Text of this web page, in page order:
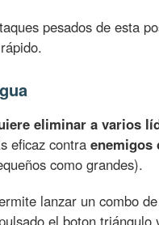
pesados de esta
eliminar a varios
eficaz contraenemigos
como grandes).
lanzar un combo
el boton triángulo